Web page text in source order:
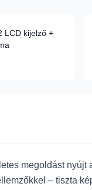
LCD kijelző +
megoldást
– tiszta